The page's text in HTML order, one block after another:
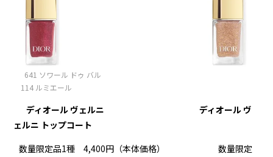
641 ソワール ドゥ バル
114 ルミエール
ディオール ヴェルニ
ディオール ヴ
ェルニ トップコート
数量限定品1種 4,400円（本体価格） 数量限定